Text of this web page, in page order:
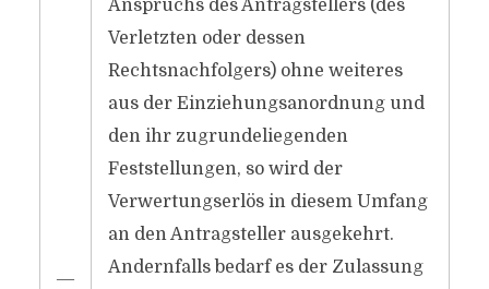
―
Anspruchs des Antragstellers (des
Verletzten oder dessen
Rechtsnachfolgers) ohne weiteres
aus der Einziehungsanordnung und
den ihr zugrundeliegenden
Feststellungen, so wird der
Verwertungserlös in diesem Umfang
an den Antragsteller ausgekehrt.
Andernfalls bedarf es der Zulassung